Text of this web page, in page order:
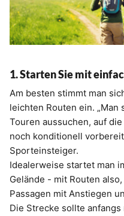
1. Starten Sie mit
Am besten stimmt man
leichten Routen ein.
Touren aussuchen, auf
noch konditionell
Sporteinsteiger.
Idealerweise startet man
Gelände - mit Routen
Passagen mit Anstiegen
Die Strecke sollte anfangs